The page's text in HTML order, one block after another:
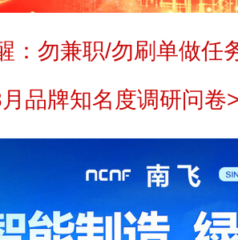
：勿兼职/勿刷单做任
品牌知名度调研问卷